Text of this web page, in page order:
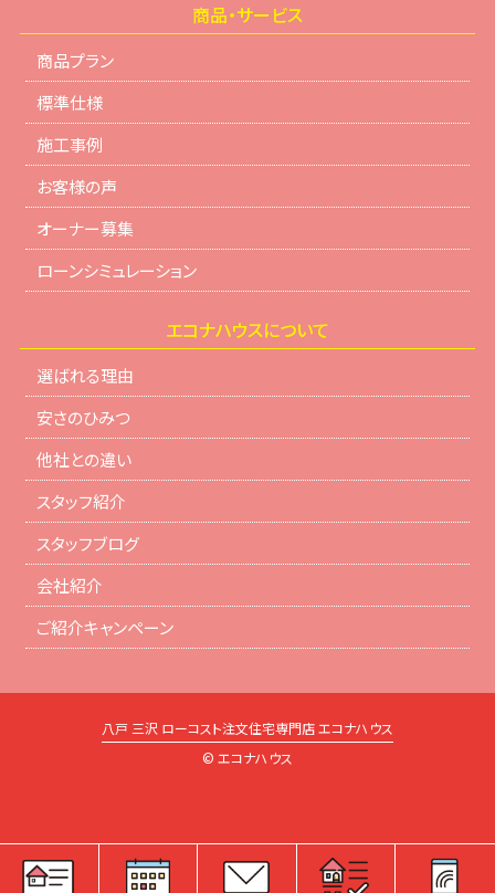
商品・サービス
商品プラン
標準仕様
施工事例
お客様の声
オーナー募集
ローンシミュレーション
エコナハウスについて
選ばれる理由
安さのひみつ
他社との違い
スタッフ紹介
スタッフブログ
会社紹介
ご紹介キャンペーン
八戸 三沢 ローコスト注文住宅専門店 エコナハウス
© エコナハウス